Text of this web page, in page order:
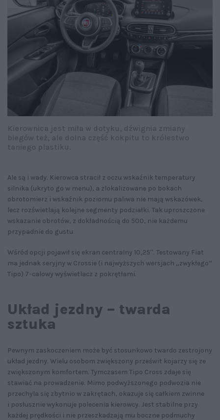
Ale są i wady. Kierowca stracił z oczu wskaźnik temperatury
silnika (ukryto go w menu), a zlokalizowane po bokach
obrotomierz i wskaźnik poziomu paliwa nie mają wskazówek,
lecz rozświetlają kolejne segmenty podziałki. Tak uproszczone
wskazanie obrotów, z dokładnością do 500, nie każdemu
przypadnie do gustu.
Wśród opcji pojawił się ekran centralny 10,25''. Testowany Fiat
ma jednak seryjny w Crossie (i najwyższych wersjach „zwykłego”
Tipo) 7-calowy wyświetlacz z pokrętłami.
Układ jezdny – twarda
sztuka
Pewnym zaskoczeniem może być stosunkowo twardo zestrojony
układ jezdny. Wielu osobom zwiększony prześwit kojarzy się ze
zwiększonym komfortem. Tymczasem Tipo Cross zdaje się
stawiać na prowadzenie. Mimo podwyższonego podwozia nie
przechyla się zbytnio w zakrętach, okazuje się całkiem zwinne
i posłusznie wykonuje polecenia kierowcy. Jest stabilne przy
każdej prędkości i nie przeszkadzają mu boczne podmuchy